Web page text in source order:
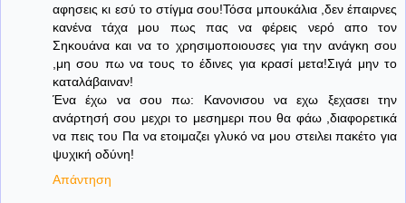
αφησεις κι εσύ το στίγμα σου!Τόσα μπουκάλια ,δεν έπαιρνες
κανένα τάχα μου πως πας να φέρεις νερό απο τον
Σηκουάνα και να το χρησιμοποιουσες για την ανάγκη σου
,μη σου πω να τους το έδινες για κρασί μετα!Σιγά μην το
καταλάβαιναν!
Ένα έχω να σου πω: Κανονισου να εχω ξεχασει την
ανάρτησή σου μεχρι το μεσημερι που θα φάω ,διαφορετικά
να πεις του Πα να ετοιμαζει γλυκό να μου στειλει πακέτο για
ψυχική οδύνη!
Απάντηση